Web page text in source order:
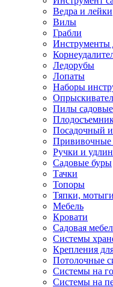
Ведра и лейки
Вилы
Грабли
Инструменты
Ледорубы
Лопаты
Наборы
Пилы садовые
Посадочный
Ручки и
Садовые буры
Тачки
Топоры
Тяпки, мотыги
Мебель
Кровати
Садовая
Системы
Крепления
Потолочные
Системы на
Системы на